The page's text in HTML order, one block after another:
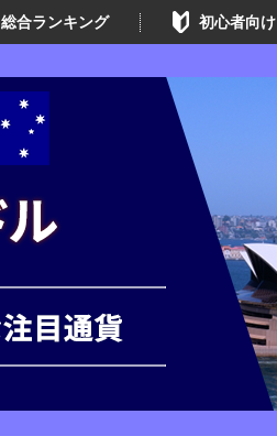
総合ランキング 初心者向け